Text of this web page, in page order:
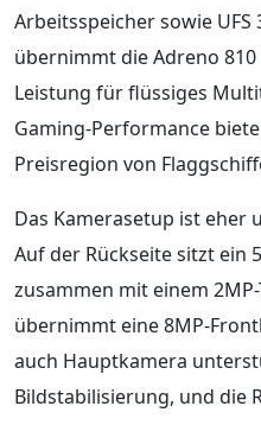
Arbeitsspeicher sowie UFS
übernimmt die Adreno
Leistung für flüssiges
Gaming-Performance
Preisregion von
Das Kamerasetup ist eher
Auf der Rückseite sitzt ein
zusammen mit einem
übernimmt eine 8MP-
auch Hauptkamera
Bildstabilisierung, und die